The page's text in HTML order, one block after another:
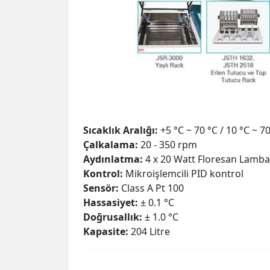
Sıcaklık Aralığı: +5 °C ~ 70 °C / 10 °C ~
Çalkalama: 20 - 350 rpm
Aydınlatma: 4 x 20 Watt Floresan Lamba
Kontrol: Mikroişlemcili PID kontrol
Sensör: Class A Pt 100
Hassasiyet: ± 0.1 °C
Doğrusallık: ± 1.0 °C
Kapasite: 204 Litre